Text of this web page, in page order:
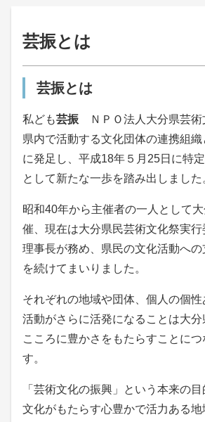
芸振とは
芸振とは
私ども芸振 ＮＰＯ法人大分県芸術
県内で活動する文化団体の連携組
に発足し、平成18年５月25日に特
として新たな一歩を踏み出しました
昭和40年から主催者の一人として
催、現在は大分県民芸術文化祭実
理事長が務め、県民の文化活動へ
を続けてまいりました。
それぞれの地域や団体、個人の個
活動がさらに活発になることは大
こころに豊かさをもたらすことにつ
す。
「芸術文化の振興」という本来の
文化がもたらす心豊かで活力ある